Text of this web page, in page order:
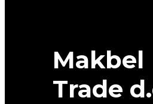
Makbel
Trade